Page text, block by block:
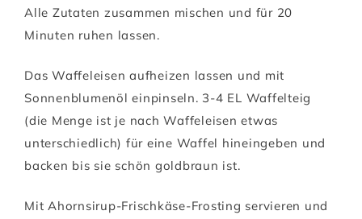
Alle Zutaten zusammen mischen und für 20
Minuten ruhen lassen.
Das Waffeleisen aufheizen lassen und mit
Sonnenblumenöl einpinseln. 3-4 EL Waffelteig
(die Menge ist je nach Waffeleisen etwas
unterschiedlich) für eine Waffel hineingeben und
backen bis sie schön goldbraun ist.
Mit Ahornsirup-Frischkäse-Frosting servieren und